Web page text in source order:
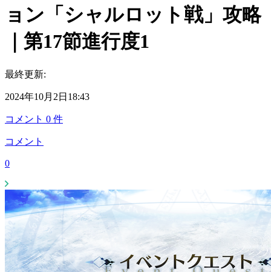
ョン「シャルロット戦」攻略
｜第17節進行度1
最終更新:
2024年10月2日18:43
コメント 0 件
コメント
0